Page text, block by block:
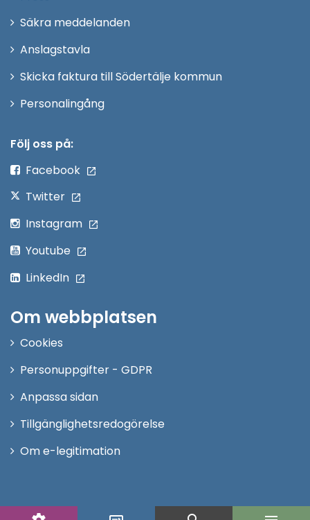
fönster
Säkra meddelanden
Anslagstavla
Skicka faktura till Södertälje kommun
PersonalingångÖppna
Följ oss på:
Facebook
Twitter
Instagram
Youtube
LinkedIn
Om webbplatsen
Cookies
Personuppgifter - GDPR
Anpassa sidan
Tillgänglighetsredogörelse
Om e-legitimation